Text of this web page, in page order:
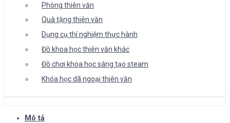
Phòng thiên văn
Quà tặng thiên văn
Dụng cụ thí nghiệm thực hành
Đồ khoa học thiên văn khác
Đồ chơi khoa học sáng tạo steam
Khóa học dã ngoại thiên văn
Mô tả